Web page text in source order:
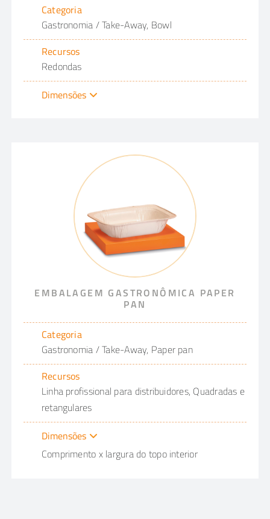
Categoria
Gastronomia / Take-Away, Bowl
Recursos
Redondas
Dimensões
EMBALAGEM GASTRONÔMICA PAPER
PAN
Categoria
Gastronomia / Take-Away, Paper pan
Recursos
Linha profissional para distribuidores, Quadradas e
retangulares
Dimensões
Comprimento x largura do topo interior